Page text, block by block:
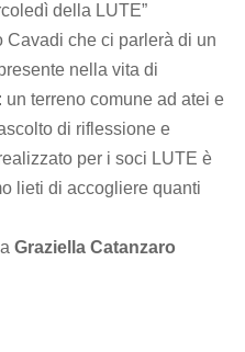
della LUTE”
Cavadi che ci parlerà di un
nella vita di
un terreno comune ad atei e
di riflessione e
per i soci LUTE è
lieti di accogliere quanti
Graziella Catanzaro